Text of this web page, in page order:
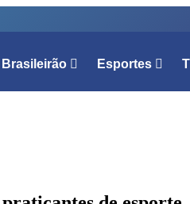
Brasileirão Esportes